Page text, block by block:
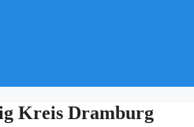
Kreis Dramburg